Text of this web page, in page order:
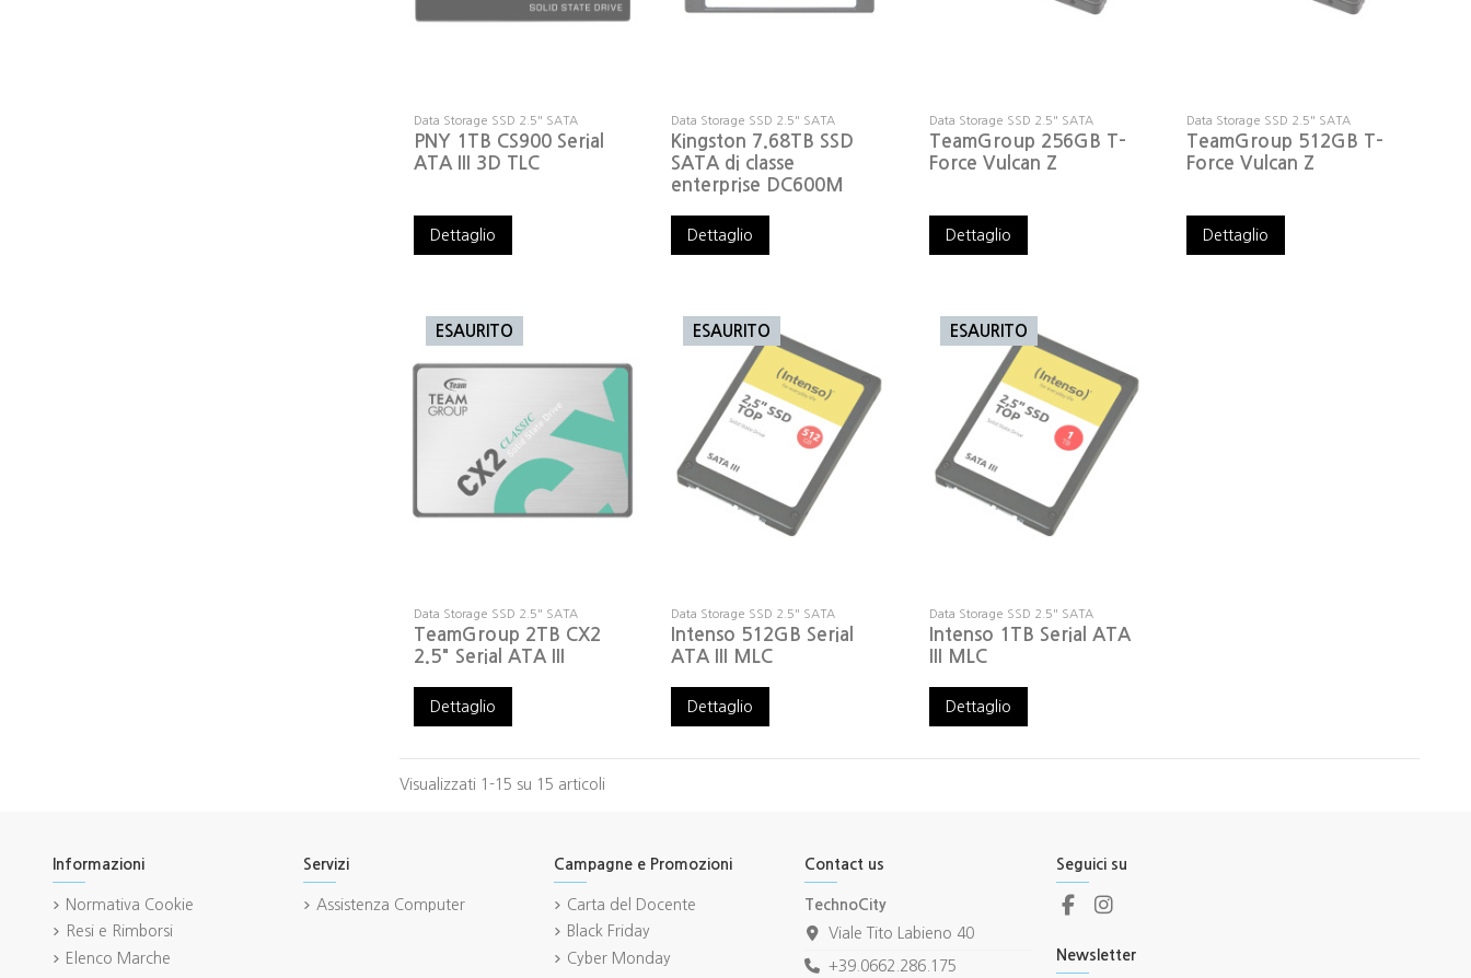
Data Storage SSD 2.5" SATA
PNY 1TB CS900 Serial
ATA III 3D TLC
Dettaglio
Data Storage SSD 2.5" SATA
Kingston 7.68TB SSD
SATA di classe
enterprise DC600M
Dettaglio
Data Storage SSD 2.5" SATA
TeamGroup 256GB T-
Force Vulcan Z
Dettaglio
Data Storage SSD 2.5" SATA
TeamGroup 512GB T-
Force Vulcan Z
Dettaglio
ESAURITO
Data Storage SSD 2.5" SATA
TeamGroup 2TB CX2
2.5" Serial ATA III
Dettaglio
ESAURITO
Data Storage SSD 2.5" SATA
Intenso 512GB Serial
ATA III MLC
Dettaglio
ESAURITO
Data Storage SSD 2.5" SATA
Intenso 1TB Serial ATA
III MLC
Dettaglio
Visualizzati 1-15 su 15 articoli
Informazioni
Normativa Cookie
Resi e Rimborsi
Elenco Marche
Servizi
Assistenza Computer
Campagne e Promozioni
Carta del Docente
Black Friday
Cyber Monday
Contact us
TechnoCity
Viale Tito Labieno 40
+39.0662.286.175
Seguici su
Newsletter